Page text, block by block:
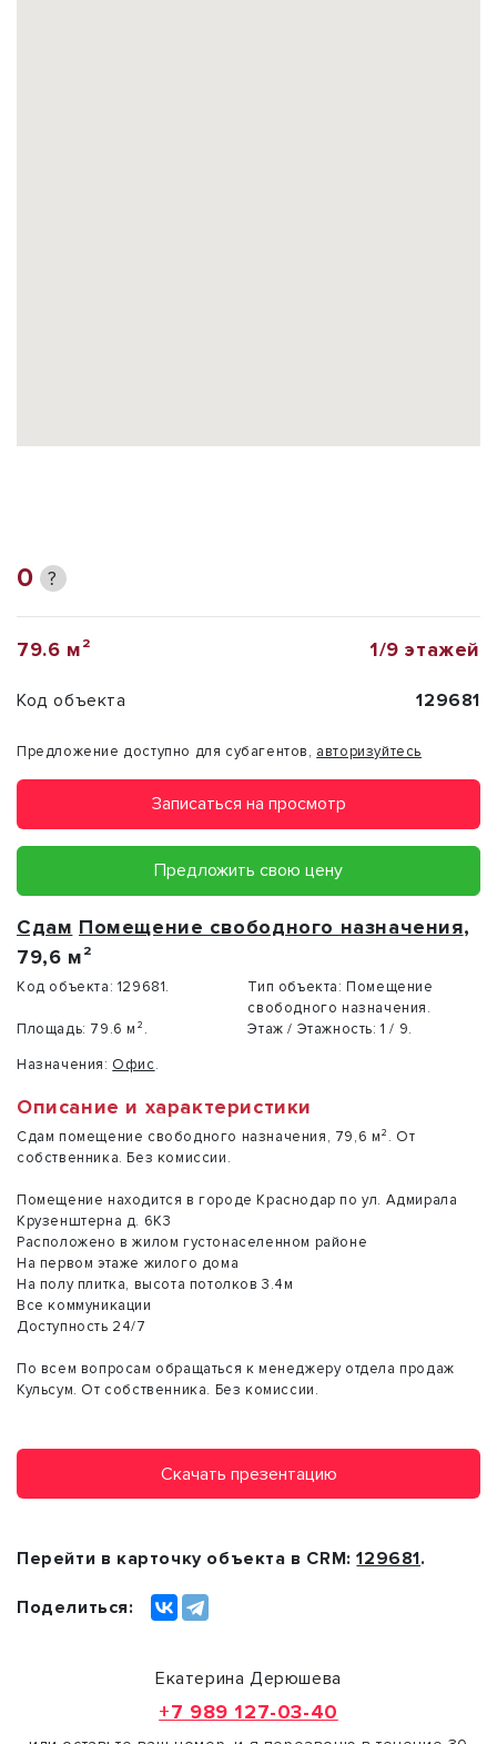
0 ?
79.6 м² 1/9 этажей
Код объекта 129681
Предложение доступно для субагентов, авторизуйтесь
Записаться на просмотр
Предложить свою цену
Сдам Помещение свободного назначения,
79,6 м²
Код объекта: 129681. Тип объекта: Помещение
свободного назначения.
Площадь: 79.6 м². Этаж / Этажность: 1 / 9.
Назначения: Офис.
Описание и характеристики
Сдам помещение свободного назначения, 79,6 м². От
собственника. Без комиссии.
Помещение находится в городе Краснодар по ул. Адмирала
Крузенштерна д. 6К3
Расположено в жилом густонаселенном районе
На первом этаже жилого дома
На полу плитка, высота потолков 3.4м
Все коммуникации
Доступность 24/7
По всем вопросам обращаться к менеджеру отдела продаж
Кульсум. От собственника. Без комиссии.
Скачать презентацию
Перейти в карточку объекта в CRM:129681.
Поделиться:
Екатерина Дерюшева
+7 989 127-03-40